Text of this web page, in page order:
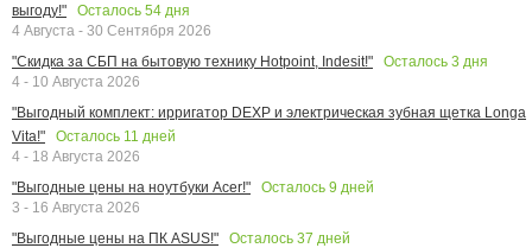
выгоду!"
Осталось 54 дня
4 Августа - 30 Сентября 2026
"Скидка за СБП на бытовую технику Hotpoint, Indesit!"
Осталось 3 дня
4 - 10 Августа 2026
"Выгодный комплект: ирригатор DEXP и электрическая зубная щетка Longa
Vita!"
Осталось 11 дней
4 - 18 Августа 2026
"Выгодные цены на ноутбуки Acer!"
Осталось 9 дней
3 - 16 Августа 2026
"Выгодные цены на ПК ASUS!"
Осталось 37 дней